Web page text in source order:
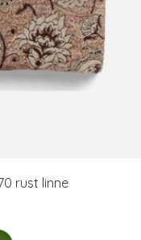
rust linne